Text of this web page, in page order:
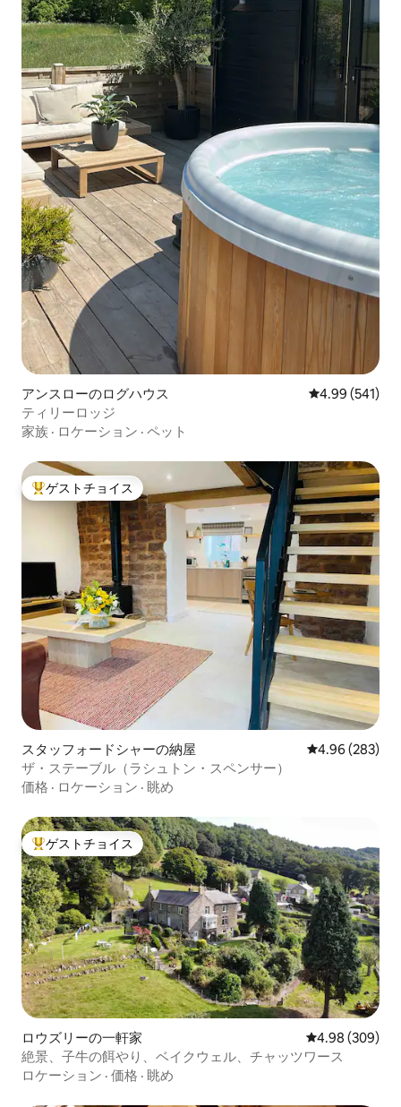
アンスローのログハウス レビュー541
4.99 (541)
ティリーロッジ
家族 · ロケーション · ペット
大好評のゲストチョイスです。
ゲストチョイス
スタッフォードシャーの納屋 レビュー283
4.96 (283)
ザ・ステーブル（ラシュトン・スペンサー）
価格 · ロケーション · 眺め
大好評のゲストチョイスです。
ゲストチョイス
ロウズリーの一軒家 レビュー309
4.98 (309)
絶景、子牛の餌やり、ベイクウェル、チャッツワース
ロケーション · 価格 · 眺め